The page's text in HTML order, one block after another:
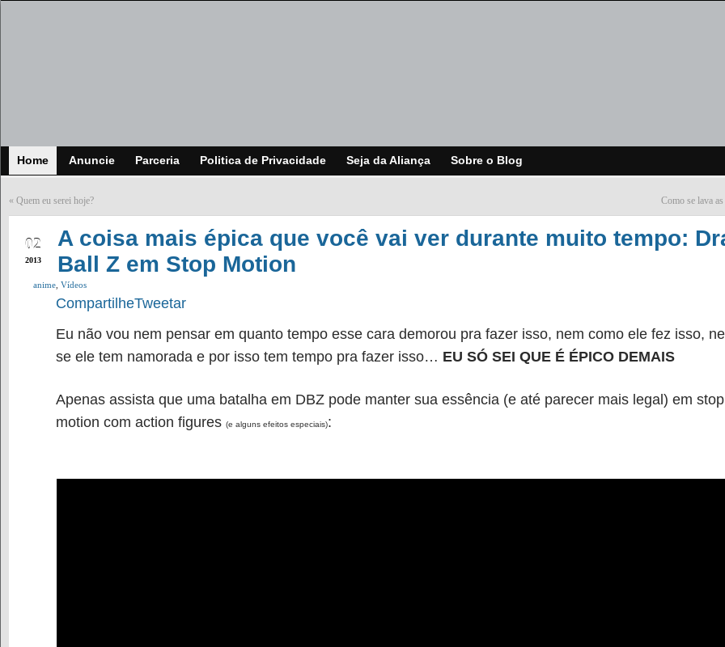
Home Anuncie Parceria Politica de Privacidade Seja da Aliança Sobre o Blog
« Quem eu serei hoje? Como se lava
02
2013
A coisa mais épica que você vai ver durante muito tempo:
Ball Z em Stop Motion
anime Vídeos
CompartilheTweetar
Eu não vou nem pensar em quanto tempo esse cara demorou pra fazer isso, nem como ele fez isso,
se ele tem namorada e por isso tem tempo pra fazer isso… EU SÓ SEI QUE É ÉPICO DEMAIS
Apenas assista que uma batalha em DBZ pode manter sua essência (e até parecer mais legal) em stop
motion com action figures (e alguns efeitos especiais):